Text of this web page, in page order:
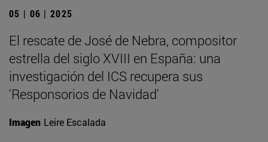
05 | 06 | 2025
El rescate de José de Nebra, compositor
estrella del siglo XVIII en España: una
investigación del ICS recupera sus
'Responsorios de Navidad'
Imagen Leire Escalada